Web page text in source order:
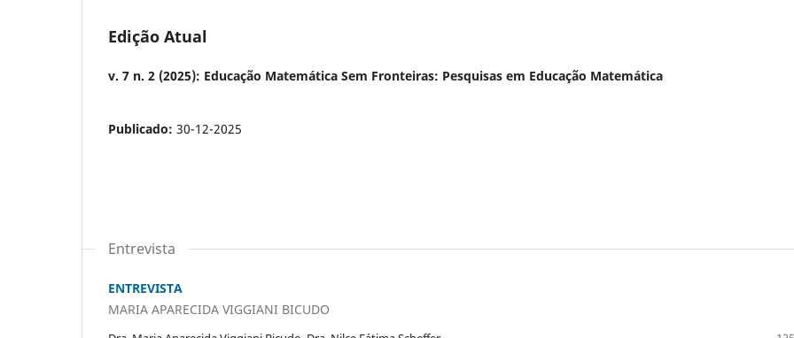
Edição Atual
v. 7 n. 2 (2025): Educação Matemática Sem Fronteiras: Pesquisas em Educação Matemática
Publicado: 30-12-2025
Entrevista
ENTREVISTA
MARIA APARECIDA VIGGIANI BICUDO